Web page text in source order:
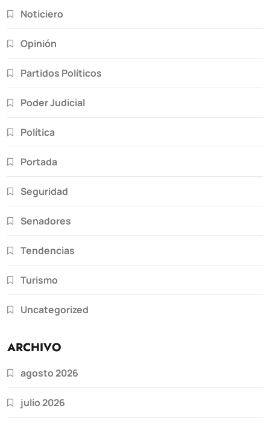
Noticiero
Opinión
Partidos Políticos
Poder Judicial
Política
Portada
Seguridad
Senadores
Tendencias
Turismo
Uncategorized
ARCHIVO
agosto 2026
julio 2026